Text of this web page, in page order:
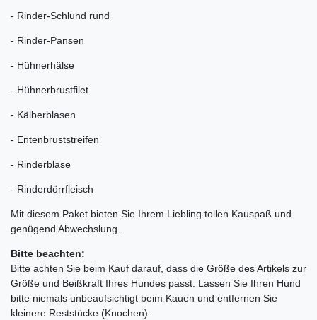
- Rinder-Schlund rund
- Rinder-Pansen
- Hühnerhälse
- Hühnerbrustfilet
- Kälberblasen
- Entenbruststreifen
- Rinderblase
- Rinderdörrfleisch
Mit diesem Paket bieten Sie Ihrem Liebling tollen Kauspaß und
genügend Abwechslung.
Bitte beachten:
Bitte achten Sie beim Kauf darauf, dass die Größe des Artikels zur
Größe und Beißkraft Ihres Hundes passt. Lassen Sie Ihren Hund
bitte niemals unbeaufsichtigt beim Kauen und entfernen Sie
kleinere Reststücke (Knochen).